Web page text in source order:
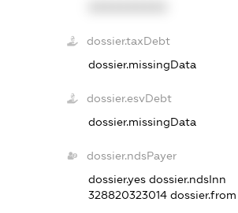
dossier.taxDebt
dossier.missingData
dossier.esvDebt
dossier.missingData
dossier.ndsPayer
dossier.yesdossier.ndsInn
328820323014dossier.from